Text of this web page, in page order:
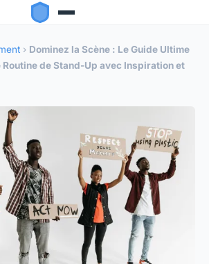
› Dominez la Scène : Le Guide Ultime
de Stand-Up avec Inspiration et